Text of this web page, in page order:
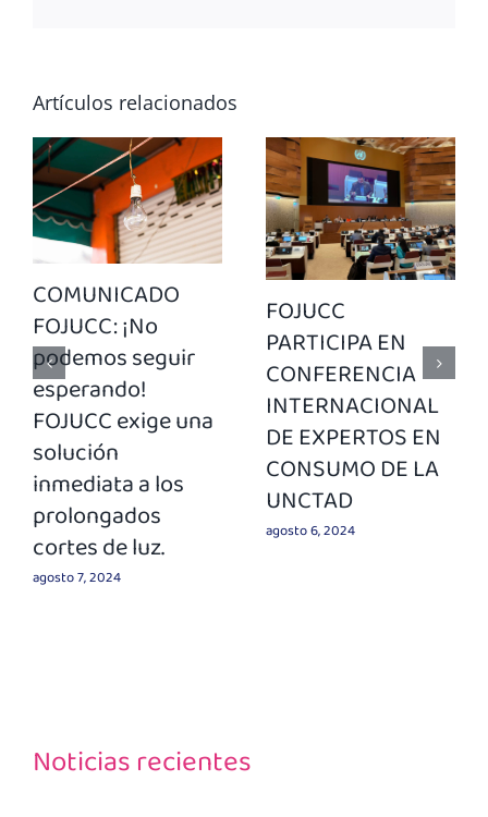
Artículos relacionados
COMUNICADO
FOJUCC: ¡No
podemos seguir
esperando!
FOJUCC exige una
solución
inmediata a los
prolongados
cortes de luz.
agosto 7, 2024
FOJUCC
PARTICIPA EN
CONFERENCIA
INTERNACIONAL
DE EXPERTOS EN
CONSUMO DE LA
UNCTAD
agosto 6, 2024
Noticias recientes